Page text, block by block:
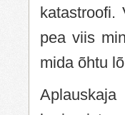
pea viis
mida õhtu